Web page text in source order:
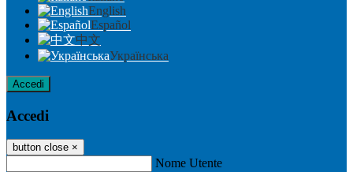
English
Español
中文
Українська
Accedi
Accedi
button close ×
Nome Utente